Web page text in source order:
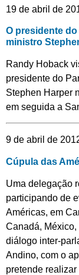
19 de abril de
O presidente
ministro
Randy Hoback
presidente do
Stephen Harper
em seguida a
9 de abril de
Cúpula das
Uma delegação
participando de
Américas, em
Canadá,
diálogo inter-
Andino, com o
pretende